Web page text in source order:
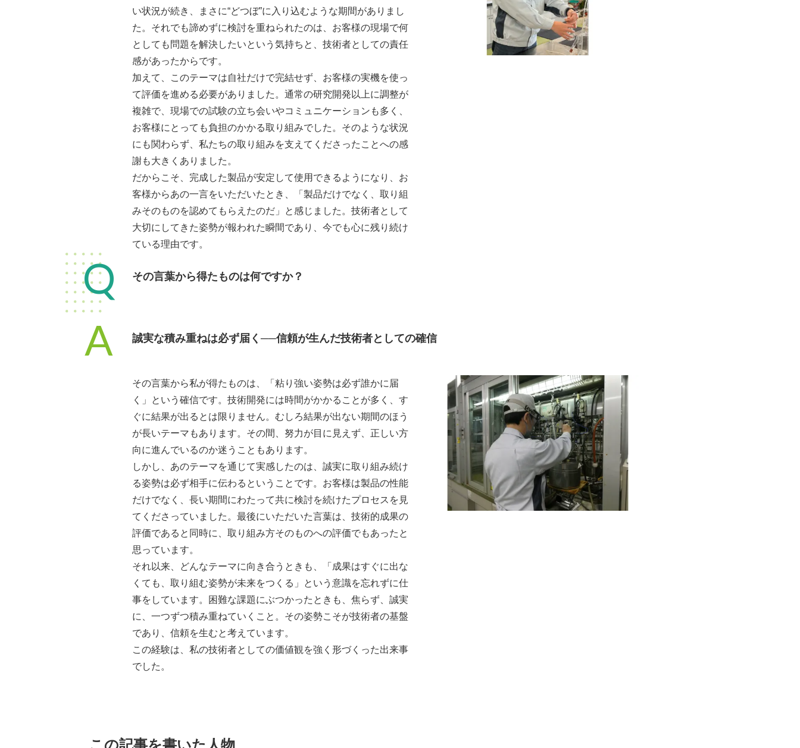
い状況が続き、まさに“どつぼ”に入り込むような期間がありまし
た。それでも諦めずに検討を重ねられたのは、お客様の現場で何
としても問題を解決したいという気持ちと、技術者としての責任
感があったからです。
加えて、このテーマは自社だけで完結せず、お客様の実機を使っ
て評価を進める必要がありました。通常の研究開発以上に調整が
複雑で、現場での試験の立ち会いやコミュニケーションも多く、
お客様にとっても負担のかかる取り組みでした。そのような状況
にも関わらず、私たちの取り組みを支えてくださったことへの感
謝も大きくありました。
だからこそ、完成した製品が安定して使用できるようになり、お
客様からあの一言をいただいたとき、「製品だけでなく、取り組
みそのものを認めてもらえたのだ」と感じました。技術者として
大切にしてきた姿勢が報われた瞬間であり、今でも心に残り続け
ている理由です。
Q その言葉から得たものは何ですか？
A 誠実な積み重ねは必ず届く──信頼が生んだ技術者としての確信
その言葉から私が得たものは、「粘り強い姿勢は必ず誰かに届
く」という確信です。技術開発には時間がかかることが多く、す
ぐに結果が出るとは限りません。むしろ結果が出ない期間のほう
が長いテーマもあります。その間、努力が目に見えず、正しい方
向に進んでいるのか迷うこともあります。
しかし、あのテーマを通じて実感したのは、誠実に取り組み続け
る姿勢は必ず相手に伝わるということです。お客様は製品の性能
だけでなく、長い期間にわたって共に検討を続けたプロセスを見
てくださっていました。最後にいただいた言葉は、技術的成果の
評価であると同時に、取り組み方そのものへの評価でもあったと
思っています。
それ以来、どんなテーマに向き合うときも、「成果はすぐに出な
くても、取り組む姿勢が未来をつくる」という意識を忘れずに仕
事をしています。困難な課題にぶつかったときも、焦らず、誠実
に、一つずつ積み重ねていくこと。その姿勢こそが技術者の基盤
であり、信頼を生むと考えています。
この経験は、私の技術者としての価値観を強く形づくった出来事
でした。
この記事を書いた人物